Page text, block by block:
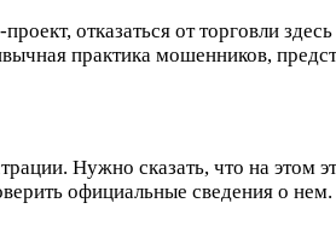
отказаться от торговли
практика мошенников,
Нужно сказать, что на этом
официальные сведения о нем.